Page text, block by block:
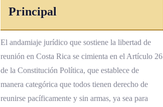
Principal
El andamiaje jurídico que sostiene la libertad de
reunión en Costa Rica se cimienta en el Artículo 26
de la Constitución Política, que establece de
manera categórica que todos tienen derecho de
reunirse pacíficamente y sin armas, ya sea para